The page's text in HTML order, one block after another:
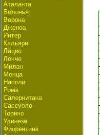
Аталанта
Болонья
Верона
Дженоа
Интер
Кальяри
Лацио
Лечче
Милан
Монца
Наполи
Рома
Салернитана
Сассуоло
Торино
Удинезе
Фиорентина